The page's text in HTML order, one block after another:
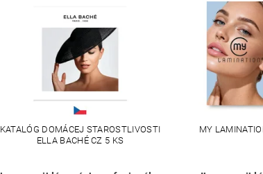
KATALÓG DOMÁCEJ STAROSTLIVOSTI
ELLA BACHÉ CZ 5 KS
MY